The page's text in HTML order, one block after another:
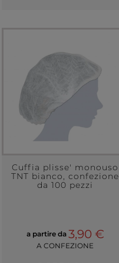
Cuffia plisse' monouso
TNT bianco, confezione
da 100 pezzi
a partire da 3,90 €
A CONFEZIONE